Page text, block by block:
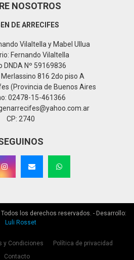
NOSOTROS
DE ARRECIFES
Vilaltella y Mabel Ullua
Fernando Vilaltella
DNDA Nº 59169836
Merlassino 816 2do piso A
(Provincia de Buenos Aires
02478-15-461366
CP: 2740
los derechos reservados. - Desarrollo:
Luli Rosset
y Condiciones
Política de privacidad
Contacto